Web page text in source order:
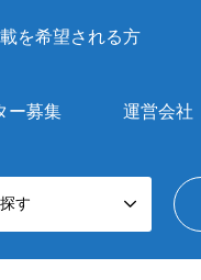
を希望される方
ー募集 運営会社
す